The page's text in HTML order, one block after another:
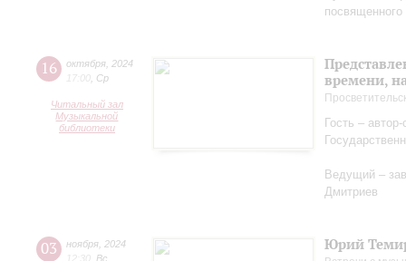
16 октября 2024
17:00 Ср
Читальный зал
Музыкальной
библиотеки
времени,
Гость –
Ведущий –
Дмитриев
03 ноября 2024
12:30 Вс
Юрий